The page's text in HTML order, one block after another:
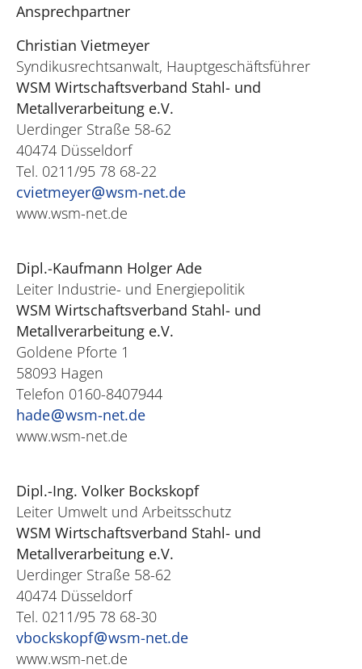
Ansprechpartner
Christian Vietmeyer
Syndikusrechtsanwalt, Hauptgeschäftsführer
WSM Wirtschaftsverband Stahl- und
Metallverarbeitung e.V.
Uerdinger Straße 58-62
40474 Düsseldorf
Tel. 0211/95 78 68-22
cvietmeyer
wsm-net.de
www.wsm-net.de
Dipl.-Kaufmann Holger Ade
Leiter Industrie- und Energiepolitik
WSM Wirtschaftsverband Stahl- und
Metallverarbeitung e.V.
Goldene Pforte 1
58093 Hagen
Telefon 0160-8407944
hade
wsm-net.de
www.wsm-net.de
Dipl.-Ing. Volker Bockskopf
Leiter Umwelt und Arbeitsschutz
WSM Wirtschaftsverband Stahl- und
Metallverarbeitung e.V.
Uerdinger Straße 58-62
40474 Düsseldorf
Tel. 0211/95 78 68-30
vbockskopf
wsm-net.de
www.wsm-net.de